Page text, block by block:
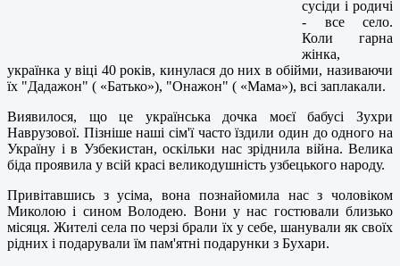
сусіди і родичі
- все село.
Коли гарна
жінка,
українка у віці 40 років, кинулася до них в обійми, називаючи
їх "Дадажон" ( «Батько»), "Онажон" ( «Мама»), всі заплакали.
Виявилося, що це українська дочка моєї бабусі Зухри
Наврузової. Пізніше наші сім'ї часто їздили один до одного на
Україну і в Узбекистан, оскільки нас зріднила війна. Велика
біда проявила у всій красі великодушність узбецького народу.
Привітавшись з усіма, вона познайомила нас з чоловіком
Миколою і сином Володею. Вони у нас гостювали близько
місяця. Жителі села по черзі брали їх у себе, шанували як своїх
рідних і подарували їм пам'ятні подарунки з Бухари.